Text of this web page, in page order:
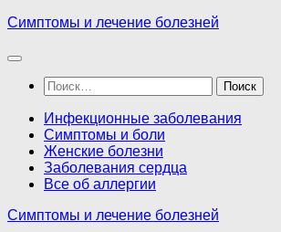
Перейти
содержимому
Симптомы и лечение болезней
Найти:
Инфекционные заболевания
Симптомы и боли
Женские болезни
Заболевания сердца
Все об аллергии
Симптомы и лечение болезней